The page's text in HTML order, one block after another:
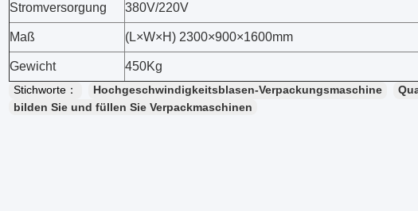
Stromversorgung 380V/220V
Maß (L×W×H) 2300×900×1600mm
Gewicht 450Kg
Stichworte： Hochgeschwindigkeitsblasen-Verpackungsmaschine
bilden Sie und füllen Sie Verpackmaschinen